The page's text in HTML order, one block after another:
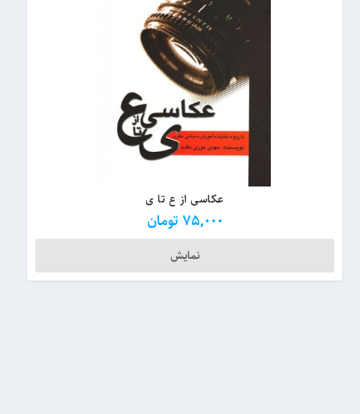
عکاسی از ع تا ی
75,000 تومان
نمایش